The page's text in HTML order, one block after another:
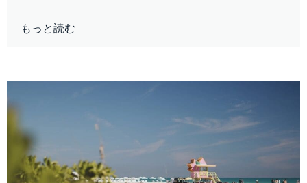
もっと読む